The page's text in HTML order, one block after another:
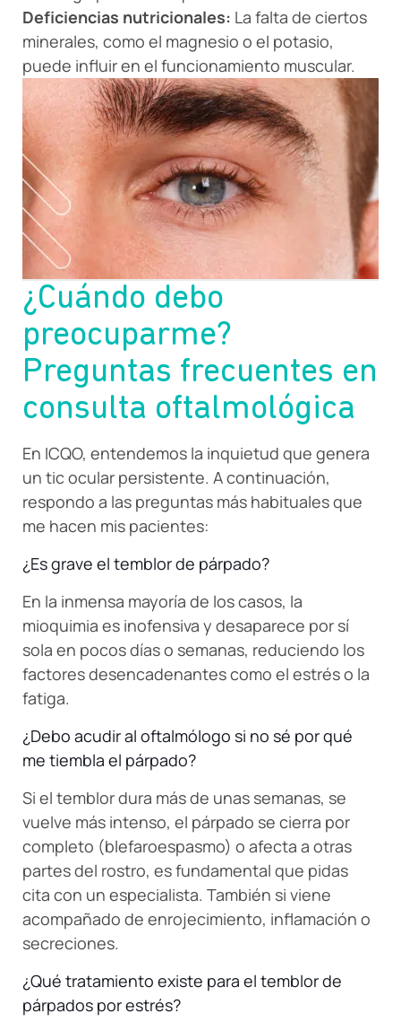
Deficiencias nutricionales: La falta de ciertos
minerales, como el magnesio o el potasio,
puede influir en el funcionamiento muscular.
¿Cuándo debo
preocuparme?
Preguntas frecuentes en
consulta oftalmológica
En ICQO, entendemos la inquietud que genera
un tic ocular persistente. A continuación,
respondo a las preguntas más habituales que
me hacen mis pacientes:
¿Es grave el temblor de párpado?
En la inmensa mayoría de los casos, la
mioquimia es inofensiva y desaparece por sí
sola en pocos días o semanas, reduciendo los
factores desencadenantes como el estrés o la
fatiga.
¿Debo acudir al oftalmólogo si no sé por qué
me tiembla el párpado?
Si el temblor dura más de unas semanas, se
vuelve más intenso, el párpado se cierra por
completo (blefaroespasmo) o afecta a otras
partes del rostro, es fundamental que pidas
cita con un especialista. También si viene
acompañado de enrojecimiento, inflamación o
secreciones.
¿Qué tratamiento existe para el temblor de
párpados por estrés?